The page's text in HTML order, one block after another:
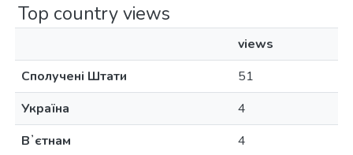
Top country views
views
Сполучені Штати
51
Україна
4
Вʼєтнам
4